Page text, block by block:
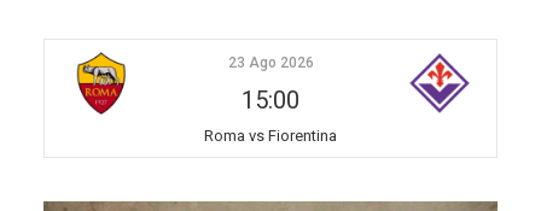
23 Ago 2026
15:00
Roma vs Fiorentina